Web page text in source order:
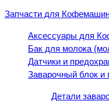
Запчасти для
Аксессуары для
Бак для молока
Датчики и
Заварочный блок и
Детали